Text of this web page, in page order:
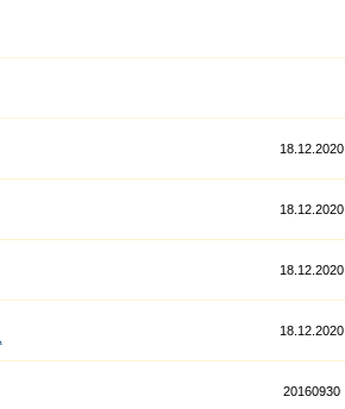
18.12.2020
18.12.2020
18.12.2020
18.12.2020
20160930